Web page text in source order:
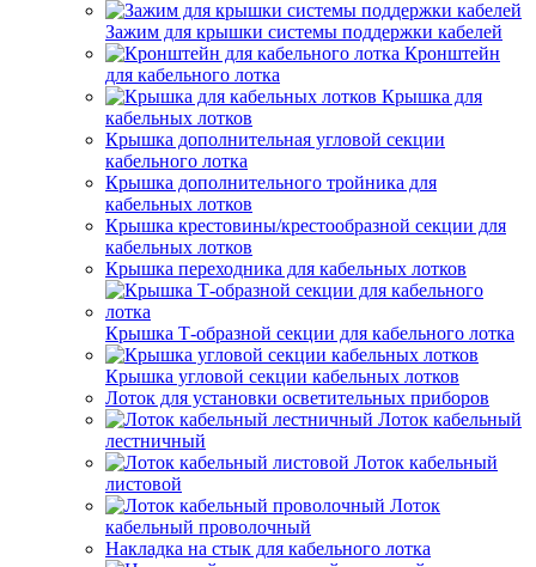
Зажим для крышки системы поддержки кабелей
Кронштейн
для кабельного лотка
Крышка для
кабельных лотков
Крышка дополнительная угловой секции
кабельного лотка
Крышка дополнительного тройника для
кабельных лотков
Крышка крестовины/крестообразной секции для
кабельных лотков
Крышка переходника для кабельных лотков
Крышка Т-образной секции для кабельного лотка
Крышка угловой секции кабельных лотков
Лоток для установки осветительных приборов
Лоток кабельный
лестничный
Лоток кабельный
листовой
Лоток
кабельный проволочный
Накладка на стык для кабельного лотка